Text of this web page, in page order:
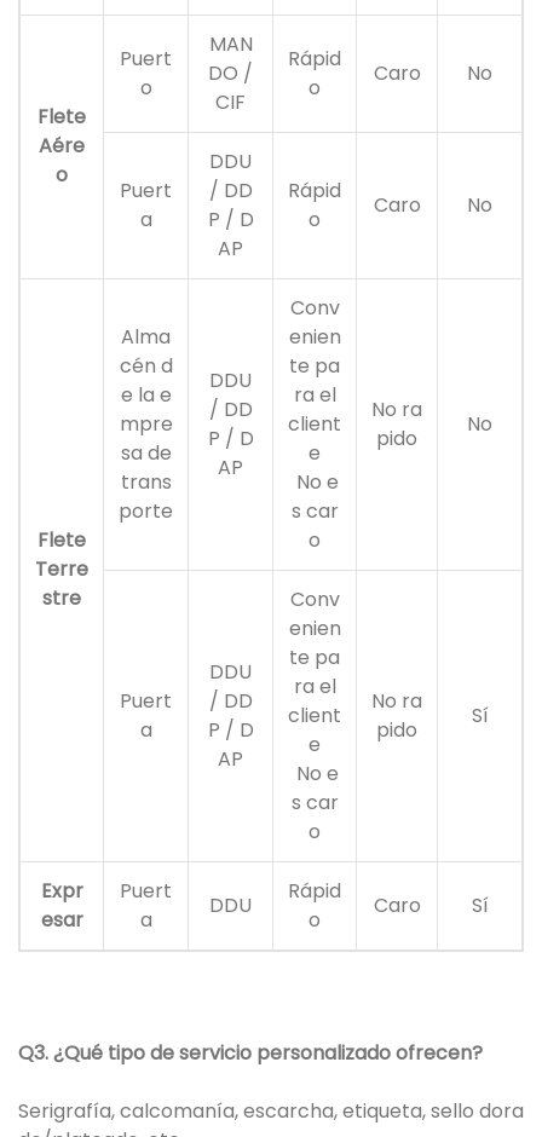
Flete
Aére
o
Puert
o
MAN
DO /
CIF
Rápid
o
Caro No
Puert
a
DDU
/ DD
P / D
AP
Rápid
o
Caro No
Flete
Terre
stre
Alma
cén d
e la e
mpre
sa de
trans
porte
DDU
/ DD
P / D
AP
Conv
enien
te pa
ra el
client
e
No e
s car
o
No ra
pido
No
Puert
a
DDU
/ DD
P / D
AP
Conv
enien
te pa
ra el
client
e
No e
s car
o
No ra
pido
Sí
Expr
esar
Puert
a
DDU
Rápid
o
Caro Sí
Q3. ¿Qué tipo de servicio personalizado ofrecen?
Serigrafía, calcomanía, escarcha, etiqueta, sello dora